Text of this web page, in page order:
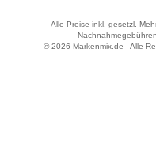
Alle Preise inkl. gesetzl.
© 2026 Markenmix.de - Alle